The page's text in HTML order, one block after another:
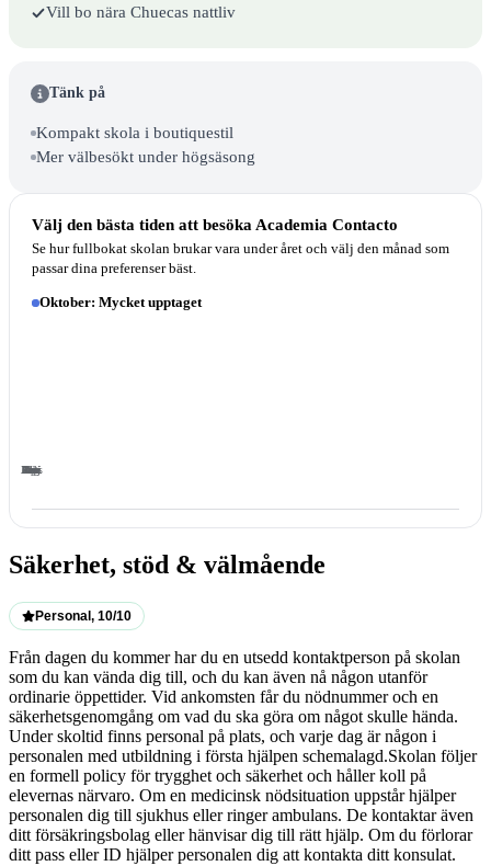
Vill bo nära Chuecas nattliv
Tänk på
Kompakt skola i boutiquestil
Mer välbesökt under högsäsong
Välj den bästa tiden att besöka Academia Contacto
Se hur fullbokat skolan brukar vara under året och välj den månad som
passar dina preferenser bäst.
Oktober: Mycket upptaget
Jan.
Feb.
Mars
Apr.
Maj
Juni
Juli
Aug.
Sep.
Okt.
Nov.
Dec.
Säkerhet, stöd & välmående
Personal, 10/10
Från dagen du kommer har du en utsedd kontaktperson på skolan
som du kan vända dig till, och du kan även nå någon utanför
ordinarie öppettider. Vid ankomsten får du nödnummer och en
säkerhetsgenomgång om vad du ska göra om något skulle hända.
Under skoltid finns personal på plats, och varje dag är någon i
personalen med utbildning i första hjälpen schemalagd.Skolan följer
en formell policy för trygghet och säkerhet och håller koll på
elevernas närvaro. Om en medicinsk nödsituation uppstår hjälper
personalen dig till sjukhus eller ringer ambulans. De kontaktar även
ditt försäkringsbolag eller hänvisar dig till rätt hjälp. Om du förlorar
ditt pass eller ID hjälper personalen dig att kontakta ditt konsulat.